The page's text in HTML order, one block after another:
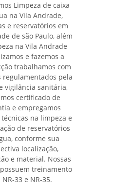
Limpeza de caixa
na Vila Andrade,
e reservatórios em
de são Paulo, além
na Vila Andrade
e fazemos a
trabalhamos com
regulamentados pela
vigilância sanitária,
certificado de
e empregamos
na limpeza e
de reservatórios
conforme sua
localização,
e material. Nossas
treinamento
NR-33 e NR-35.